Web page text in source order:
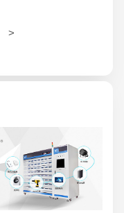
>
企业官网建设 · 外贸网
微信小程序开发